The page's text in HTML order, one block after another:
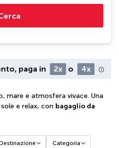
paga in 2x o 4x
mare e atmosfera vivace. Una
e relax, con bagaglio da
Categoria